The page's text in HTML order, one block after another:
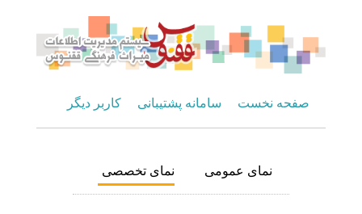
صفحه نخست سامانه پشتیبانی کاربر دیگر
نمای عمومی نمای تخصصی